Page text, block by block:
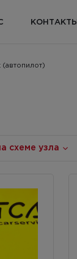
КОНТАКТЫ
схеме узла